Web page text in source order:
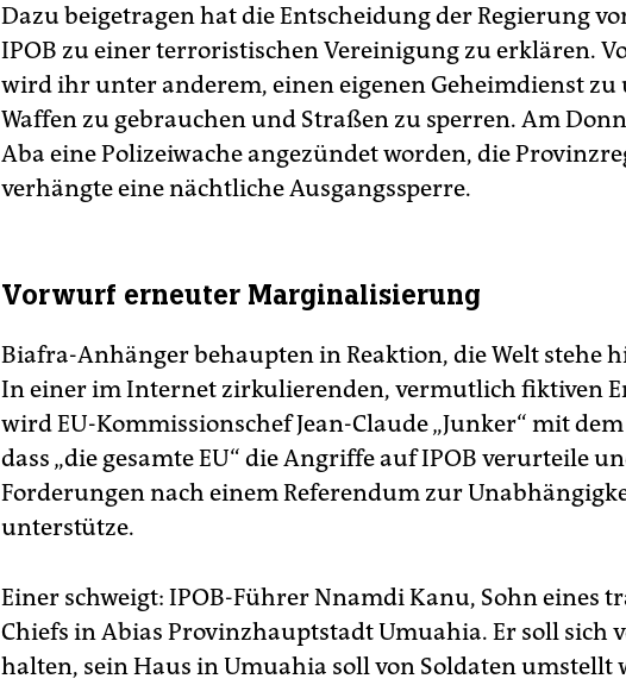
Dazu beigetragen hat die Entscheidung der Regierung
IPOB zu einer terroristischen Vereinigung zu erklären.
wird ihr unter anderem, einen eigenen Geheimdienst
Waffen zu gebrauchen und Straßen zu sperren. Am
Aba eine Polizeiwache angezündet worden, die
verhängte eine nächtliche Ausgangssperre.
Vorwurf erneuter Marginalisierung
Biafra-Anhänger behaupten in Reaktion, die Welt stehe
In einer im Internet zirkulierenden, vermutlich fiktiven
wird EU-Kommissionschef Jean-Claude „Junker“ mit
dass „die gesamte EU“ die Angriffe auf IPOB verurteile
Forderungen nach einem Referendum zur
unterstütze.
Einer schweigt: IPOB-Führer Nnamdi Kanu, Sohn eines
Chiefs in Abias Provinzhauptstadt Umuahia. Er soll sich
halten, sein Haus in Umuahia soll von Soldaten umstellt